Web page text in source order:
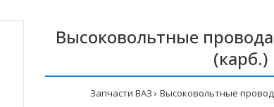
Высоковольтные
(карб.)
Запчасти ВАЗ Высоковольтные